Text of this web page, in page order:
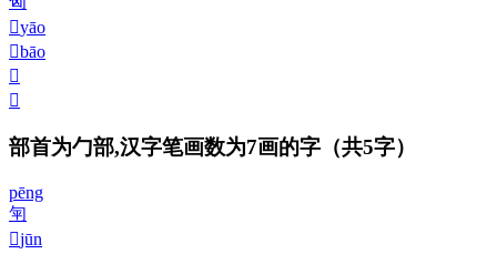
𠣏yāo
𠣑bāo
𠣒
𠣓
部首为勹部,汉字笔画数为7画的字 （共5字）
pēng
匉
𠣔jūn